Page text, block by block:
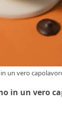
un vero
in un vero